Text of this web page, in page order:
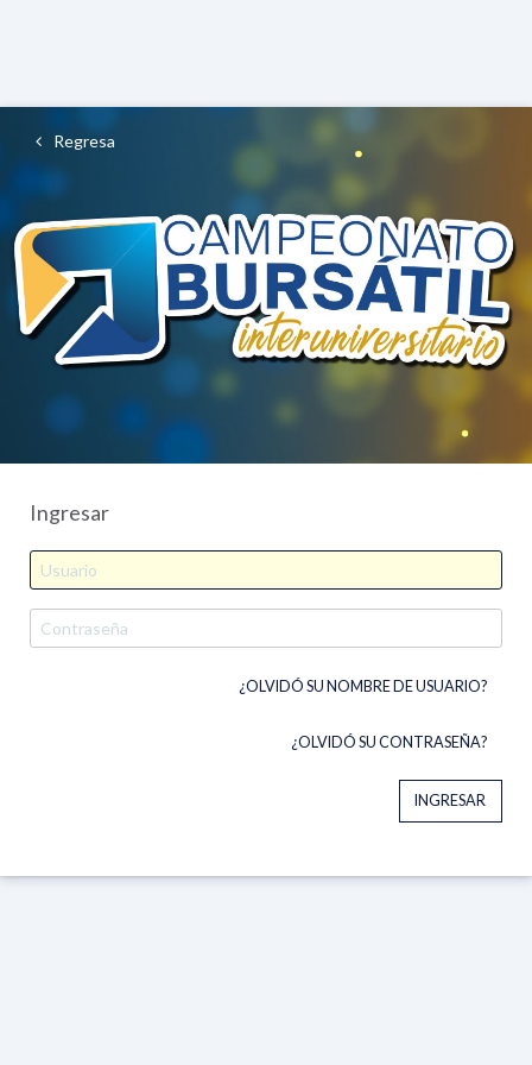
Regresa
Ingresar
¿OLVIDÓ SU NOMBRE DE USUARIO?
¿OLVIDÓ SU CONTRASEÑA?